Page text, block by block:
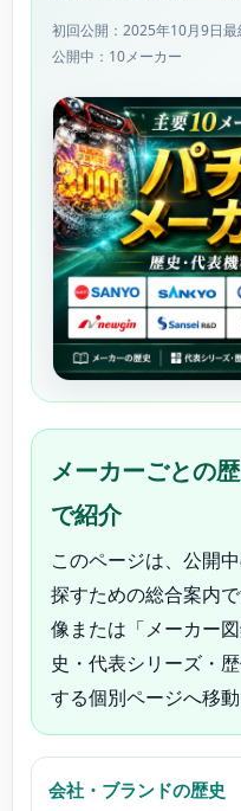
初回公開：2025年10月9日最
公開中：10メーカー
メーカーごとの
で紹介
このページは、公開
探すための総合案内
像または「メーカー
史・代表シリーズ・
する個別ページへ移動
会社・ブランドの歴史